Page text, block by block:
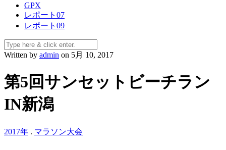
GPX
レポート07
レポート09
Written by admin on 5月 10, 2017
第5回サンセットビーチラン
IN新潟
2017年 . マラソン大会